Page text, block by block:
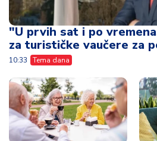
"U prvih sat i po
za turističke vaučere za
10:33 Tema dana